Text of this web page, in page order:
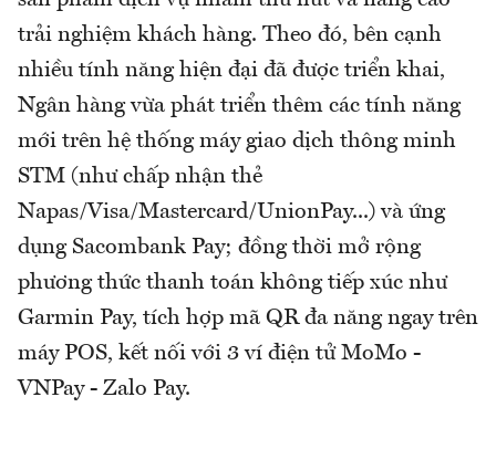
trải nghiệm khách hàng. Theo đó, bên cạnh
nhiều tính năng hiện đại đã được triển khai,
Ngân hàng vừa phát triển thêm các tính năng
mới trên hệ thống máy giao dịch thông minh
STM (như chấp nhận thẻ
Napas/Visa/Mastercard/UnionPay...) và ứng
dụng Sacombank Pay; đồng thời mở rộng
phương thức thanh toán không tiếp xúc như
Garmin Pay, tích hợp mã QR đa năng ngay trên
máy POS, kết nối với 3 ví điện tử MoMo -
VNPay - Zalo Pay.